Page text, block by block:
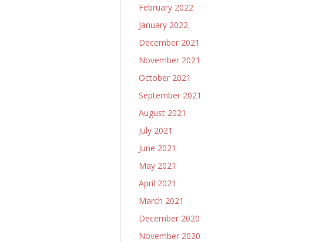
February 2022
January 2022
December 2021
November 2021
October 2021
September 2021
August 2021
July 2021
June 2021
May 2021
April 2021
March 2021
December 2020
November 2020